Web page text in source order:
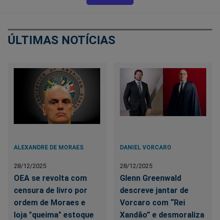
ÚLTIMAS NOTÍCIAS
ALEXANDRE DE MORAES
28/12/2025
OEA se revolta com
censura de livro por
ordem de Moraes e
loja "queima" estoque
DANIEL VORCARO
28/12/2025
Glenn Greenwald
descreve jantar de
Vorcaro com “Rei
Xandão” e desmoraliza